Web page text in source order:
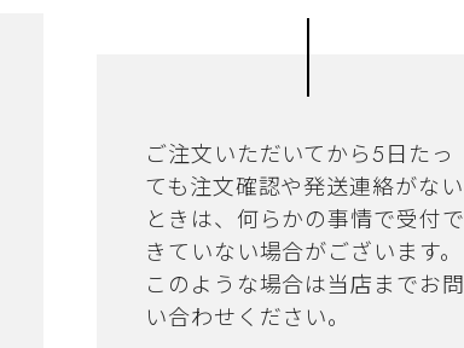
ご注文いただいてから5日たっ
ても注文確認や発送連絡がない
ときは、何らかの事情で受付で
きていない場合がございます。
このような場合は当店までお問
い合わせください。